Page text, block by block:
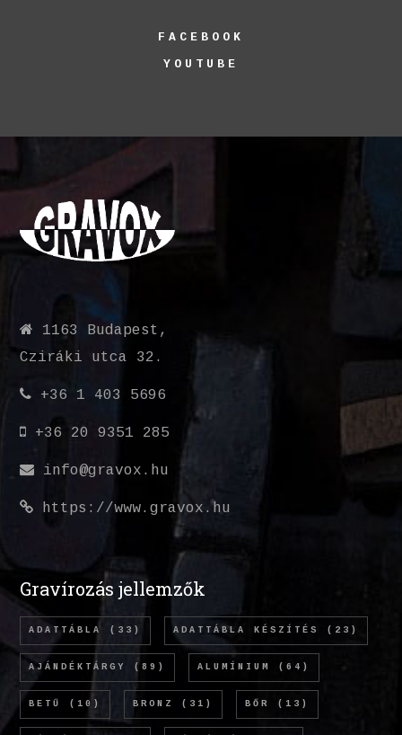
FACEBOOK
YOUTUBE
1163 Budapest,
Cziráki utca 32.
+36 1 403 5696
+36 20 9351 285
info@gravox.hu
https://www.gravox.hu
Gravírozás jellemzők
ADATTÁBLA (33) ADATTÁBLA KÉSZÍTÉS (23)
AJÁNDÉKTÁRGY (89) ALUMÍNIUM (64)
BETŰ (10) BRONZ (31) BŐR (13)